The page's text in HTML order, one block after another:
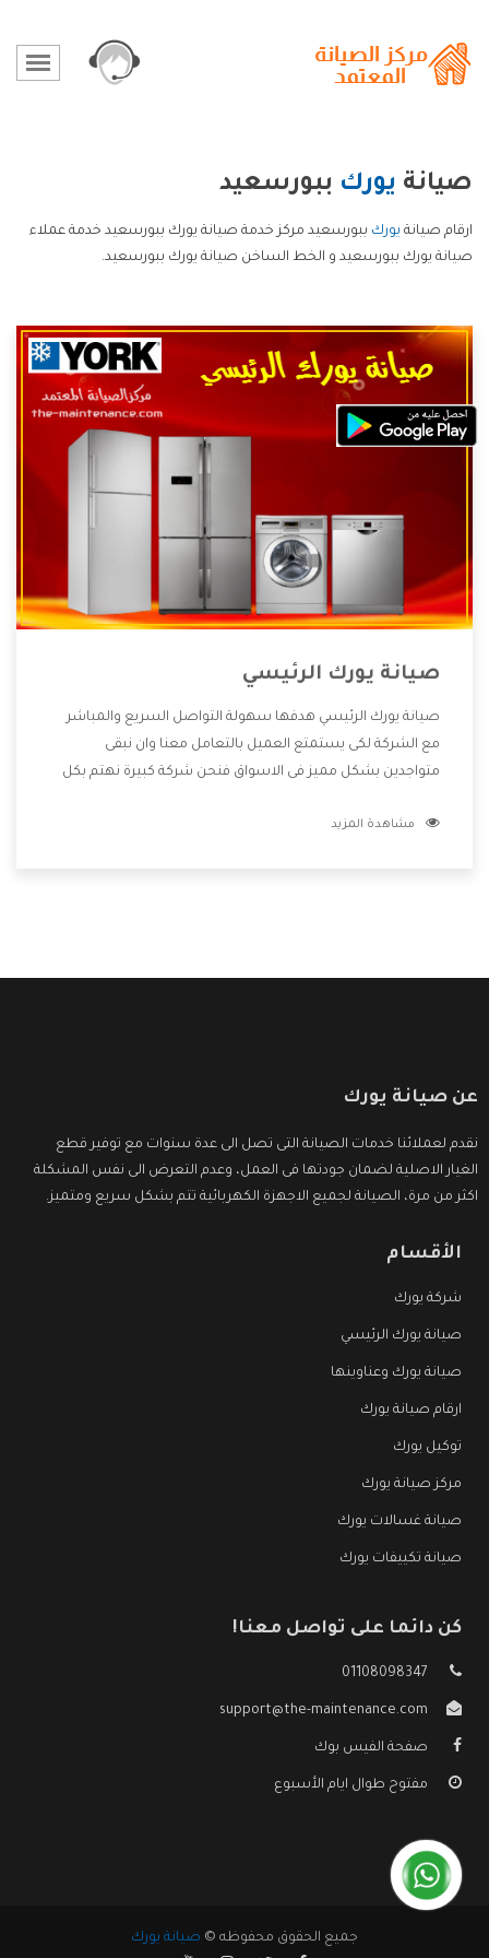
صيانة يورك ببورسعيد
ارقام صيانة يورك ببورسعيد مركز خدمة صيانة يورك ببورسعيد خدمة عملاء
صيانة يورك ببورسعيد و الخط الساخن صيانة يورك ببورسعيد.
صيانة يورك الرئيسي
صيانة يورك الرئيسي هدفها سهولة التواصل السريع والمباشر
مع الشركة لكى يستمتع العميل بالتعامل معنا وان نبقى
متواجدين بشكل مميز فى الاسواق فنحن شركة كبيرة نهتم بكل
الشركة بها والتى تكون منها خدمة الصيانة التى تكون من أهم
مشاهدة المزيد
عن صيانة يورك
نقدم لعملائنا خدمات الصيانة التى تصل الى عدة سنوات مع توفير قطع
الغيار الاصلية لضمان جودتها فى العمل، وعدم التعرض الى نفس المشكلة
اكثر من مرة، الصيانة لجميع الاجهزة الكهربائية تتم بشكل سريع ومتميز.
الأقسام
شركة يورك
صيانة يورك الرئيسي
صيانة يورك وعناوينها
ارقام صيانة يورك
توكيل يورك
مركز صيانة يورك
صيانة غسالات يورك
صيانة تكييفات يورك
كن دائما على تواصل معنا!
01108098347
support@the-maintenance.com
صفحة الفيس بوك
مفتوح طوال ايام الأسبوع
جميع الحقوق محفوظه © صيانة يورك